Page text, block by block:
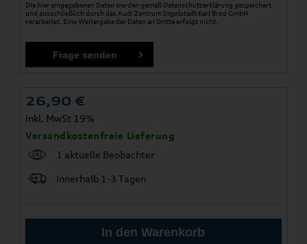
Die hier eingegebenen Daten werden gemäß Datenschutzerklärung gespeichert
und ausschließlich durch das Audi Zentrum Ingolstadt Karl Brod GmbH
verarbeitet. Eine Weitergabe der Daten an Dritte erfolgt nicht.
26,90 €
inkl. MwSt 19%
Versandkostenfreie Lieferung
1 aktuelle Beobachter
innerhalb 1-3 Tagen